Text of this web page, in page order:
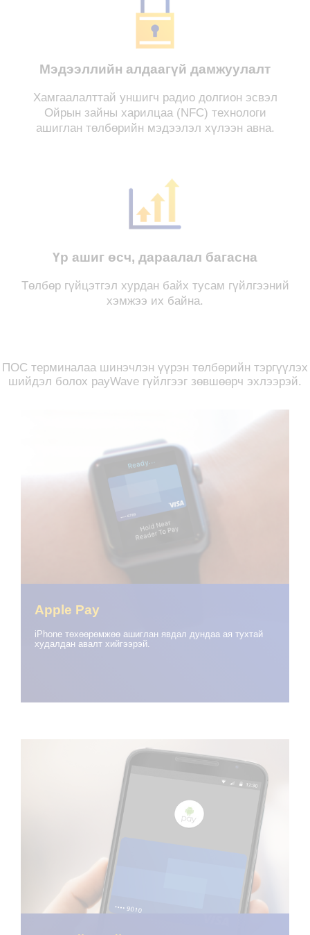
Мэдээллийн алдаагүй дамжуулалт
Хамгаалалттай уншигч радио долгион эсвэл
Ойрын зайны харилцаа (NFC) технологи
ашиглан төлбөрийн мэдээлэл хүлээн авна.
Үр ашиг өсч, дараалал багасна
Төлбөр гүйцэтгэл хурдан байх тусам гүйлгээний
хэмжээ их байна.
ПОС терминалаа шинэчлэн үүрэн төлбөрийн тэргүүлэх
шийдэл болох payWave гүйлгээг зөвшөөрч эхлээрэй.
Apple Pay
iPhone төхөөрөмжөө ашиглан явдал дундаа ая тухтай
худалдан авалт хийгээрэй.